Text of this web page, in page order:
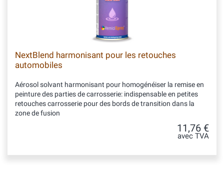
NextBlend harmonisant pour les retouches
automobiles
Aérosol solvant harmonisant pour homogénéiser la remise en
peinture des parties de carrosserie: indispensable en petites
retouches carrosserie pour des bords de transition dans la
zone de fusion
11,76 €
avec TVA